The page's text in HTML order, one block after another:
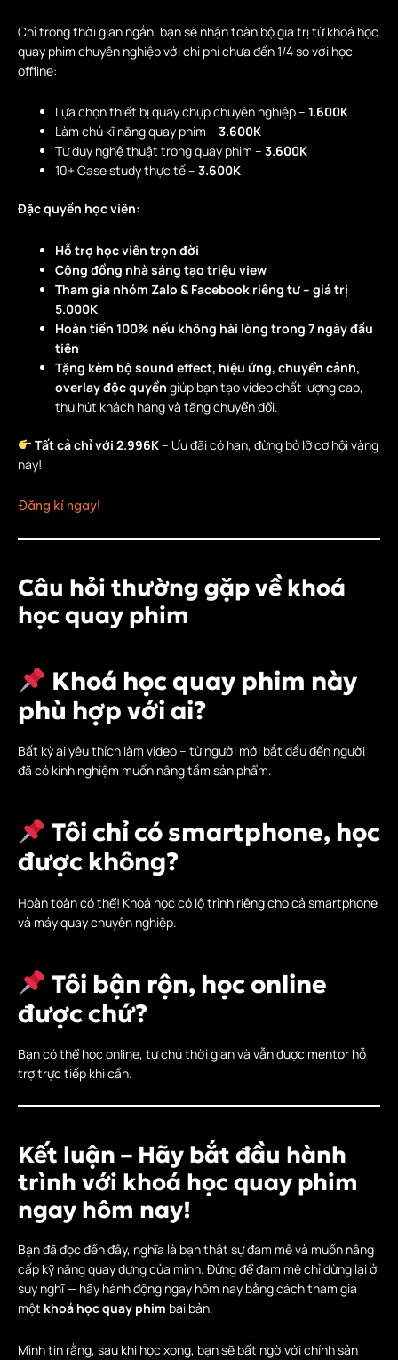
Chỉ trong thời gian ngắn, bạn sẽ nhận toàn bộ giá trị từ khoá học
quay phim chuyên nghiệp với chi phí chưa đến 1/4 so với học
offline:
Lựa chọn thiết bị quay chụp chuyên nghiệp – 1.600K
Làm chủ kĩ năng quay phim – 3.600K
Tư duy nghệ thuật trong quay phim – 3.600K
10+ Case study thực tế – 3.600K
Đặc quyền học viên:
Hỗ trợ học viên trọn đời
Cộng đồng nhà sáng tạo triệu view
Tham gia nhóm Zalo & Facebook riêng tư – giá trị
5.000K
Hoàn tiền 100% nếu không hài lòng trong 7 ngày đầu
tiên
Tặng kèm bộ sound effect, hiệu ứng, chuyển cảnh,
overlay độc quyền giúp bạn tạo video chất lượng cao,
thu hút khách hàng và tăng chuyển đổi.
Tất cả chỉ với 2.996K– Ưu đãi có hạn, đừng bỏ lỡ cơ hội vàng
này!
Đăng kí ngay!
Câu hỏi thường gặp về khoá
học quay phim
Khoá học quay phim này
phù hợp với ai?
Bất kỳ ai yêu thích làm video – từ người mới bắt đầu đến người
đã có kinh nghiệm muốn nâng tầm sản phẩm.
Tôi chỉ có smartphone, học
được không?
Hoàn toàn có thể! Khoá học có lộ trình riêng cho cả smartphone
và máy quay chuyên nghiệp.
Tôi bận rộn, học online
được chứ?
Bạn có thể học online, tự chủ thời gian và vẫn được mentor hỗ
trợ trực tiếp khi cần.
Kết luận – Hãy bắt đầu hành
trình với khoá học quay phim
ngay hôm nay!
Bạn đã đọc đến đây, nghĩa là bạn thật sự đam mê và muốn nâng
cấp kỹ năng quay dựng của mình. Đừng để đam mê chỉ dừng lại ở
suy nghĩ — hãy hành động ngay hôm nay bằng cách tham gia
một khoá học quay phim bài bản.
Mình tin rằng, sau khi học xong, bạn sẽ bất ngờ với chính sản